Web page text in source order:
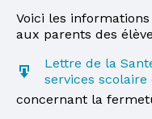
Voici les
aux parents des
Lettre de la
services
concernant la